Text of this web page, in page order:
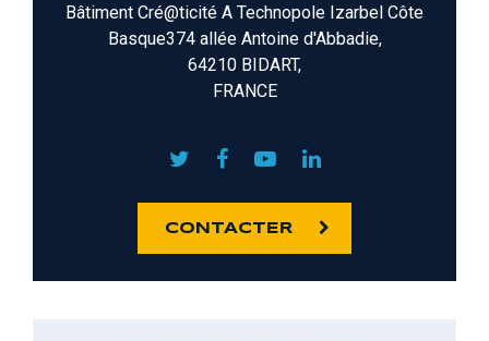
Bâtiment Cré@ticité A Technopole Izarbel Côte
Basque374 allée Antoine d'Abbadie,
64210 BIDART,
FRANCE
CONTACTER